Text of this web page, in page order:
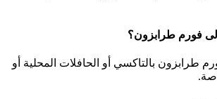
فورم طرابزون؟
طرابزون بالتاكسي أو الحافلات المحلية أو